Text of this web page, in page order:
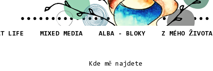
LIFE MIXED MEDIA ALBA - BLOKY Z MÉHO ŽIVOTA
Kde mě najdete